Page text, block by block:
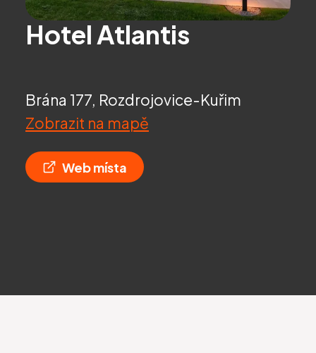
Hotel Atlantis
Brána 177, Rozdrojovice-Kuřim
Zobrazit na mapě
Web místa